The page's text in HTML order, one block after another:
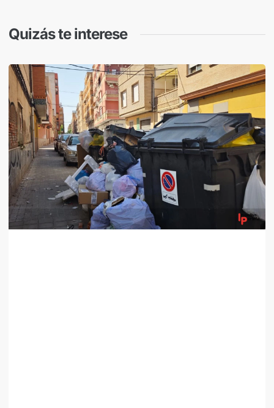
Quizás te interese